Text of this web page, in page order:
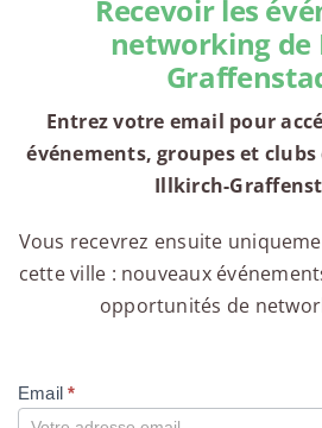
Recevoir les
networking de
Entrez votre email pour
événements, groupes et clubs
Illkirch-
Vous recevrez ensuite
cette ville : nouveaux
opportunités de
Compte
Email*